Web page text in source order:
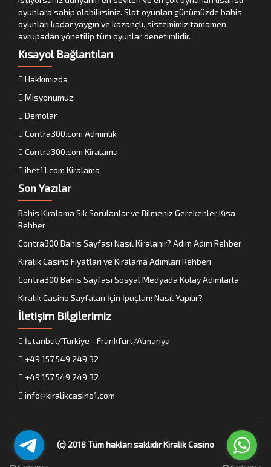
oyunlara sahip olabilirsiniz. Slot oyunları günümüzde bahis
oyunları kadar yaygın ve kazançlı. sistemimiz tamamen
avrupadan yönetilip tüm oyunlar denetimlidir.
Kısayol Bağlantıları
Hakkımızda
Misyonumuz
Demolar
Contra300.com Adminlik
Contra300.com Kiralama
ibet11.com Kiralama
Son Yazılar
Bahis Kiralama Sık Sorulanlar ve Bilmeniz Gerekenler Kısa
Rehber
Contra300 Bahis Sayfası Nasıl Kiralanır? Adım Adım Rehber
Kiralık Casino Fiyatları ve Kiralama Adımları Rehberi
Contra300 Bahis Sayfası Sosyal Medyada Kolay Adımlarla
Kiralık Casino Sayfaları İçin İpuçları: Nasıl Yapılır?
İletişim Bilgilerimiz
İstanbul/Türkiye - Frankfurt/Almanya
+49 157 549 249 32
+49 157 549 249 32
info@kiralikcasino1.com
(c) 2018 Tüm hakları saklıdırKiralik Casino